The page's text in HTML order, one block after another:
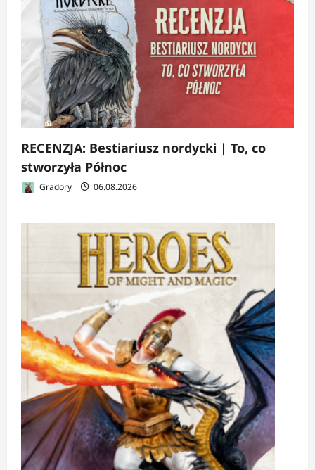
RECENZJA: Bestiariusz nordycki | To, co
stworzyła Północ
Gradory 06.08.2026